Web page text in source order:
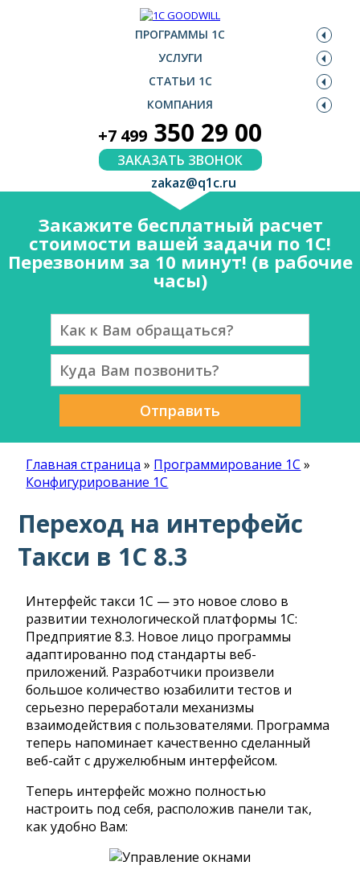
ПРОГРАММЫ 1С
УСЛУГИ
СТАТЬИ 1С
КОМПАНИЯ
+7 499 350 29 00
ЗАКАЗАТЬ ЗВОНОК
zakaz@q1c.ru
Закажите бесплатный расчет
стоимости вашей задачи по 1С!
Перезвоним за 10 минут! (в рабочие
часы)
Отправить
Главная страница » Программирование 1С »
Конфигурирование 1С
Переход на интерфейс
Такси в 1С 8.3
Интерфейс такси 1С — это новое слово в
развитии технологической платформы 1С:
Предприятие 8.3. Новое лицо программы
адаптированно под стандарты веб-
приложений. Разработчики произвели
большое количество юзабилити тестов и
серьезно переработали механизмы
взаимодействия с пользователями. Программа
теперь напоминает качественно сделанный
веб-сайт с дружелюбным интерфейсом.
Теперь интерфейс можно полностью
настроить под себя, расположив панели так,
как удобно Вам: